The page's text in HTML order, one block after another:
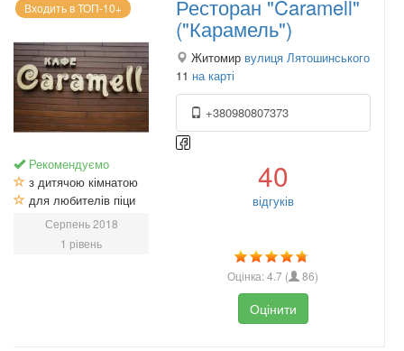
Входить в ТОП-10+
Рекомендуємо
з дитячою кімнатою
для любителів піци
Серпень 2018
1 рівень
Ресторан "Caramell"
("Карамель")
Житомир вулиця Лятошинського
11 на карті
+380980807373
40
відгуків
Оцінка:4.7 ( 86)
Оцінити